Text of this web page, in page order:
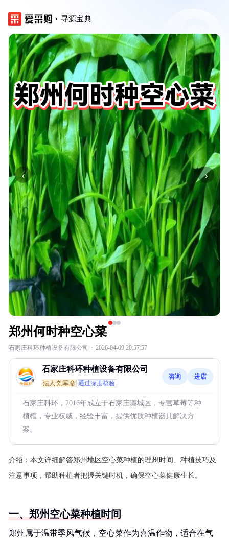
寻源宝典
‹ ›
郑州何时种空心菜
石家庄科环种植设备有限公司 · 2026-04-09 20:57:57
石家庄科环种植设备有限公司
法人:刘军彦 通过深度核验
咨询 进店
石家庄科环，2016年成立于石家庄藁城区，专营草莓等种
植槽，专业权威，经验丰富，提供优质种植器具解决方
案。
介绍： 本文详细解答郑州地区空心菜种植的理想时间、种植技巧及
注意事项，帮助种植者把握关键时机，确保空心菜健康生长。
一、郑州空心菜种植时间
郑州属于温带季风气候，空心菜作为喜温作物，适合在气